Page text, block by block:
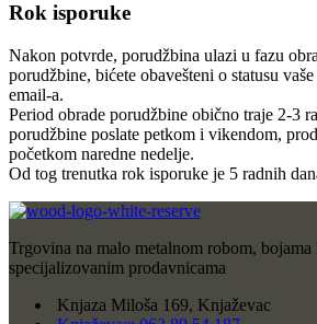
Rok isporuke
Nakon potvrde, porudžbina ulazi u fazu
porudžbine, bićete obavešteni o statusu
email-a.
Period obrade porudžbine obično traje 2-3
porudžbine poslate petkom i vikendom,
početkom naredne nedelje.
Od tog trenutka rok isporuke je 5 radnih
Trgovina na malo metalnom robom, bojama
specijalizovanim prodavnicama
Knjaza Miloša 169, Knjaževac